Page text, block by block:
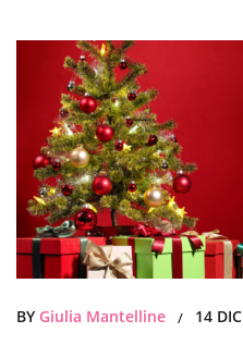
BY Giulia Mantelline /
14